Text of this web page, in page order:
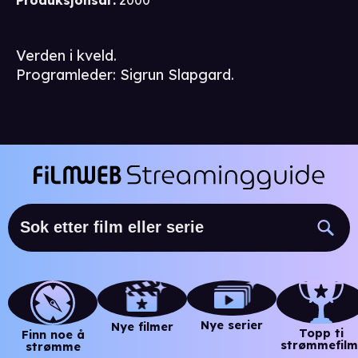
Verden i kveld.
Programleder: Sigrun Slapgard.
Finn noe å
strømme
Nye filmer Nye serier
Topp ti